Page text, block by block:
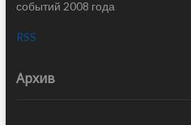
событий 2008 года
RSS
Архив